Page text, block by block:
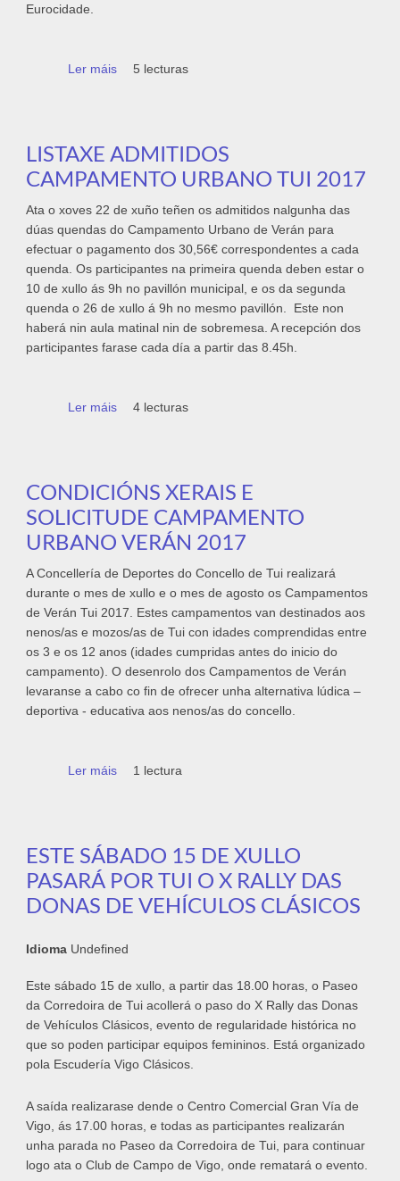
Eurocidade.
Ler máis acerca de Este sábado celébrase o Trilho
5 lecturas
LISTAXE ADMITIDOS
CAMPAMENTO URBANO TUI 2017
Ata o xoves 22 de xuño teñen os admitidos nalgunha das
dúas quendas do Campamento Urbano de Verán para
efectuar o pagamento dos 30,56€ correspondentes a cada
quenda. Os participantes na primeira quenda deben estar o
10 de xullo ás 9h no pavillón municipal, e os da segunda
quenda o 26 de xullo á 9h no mesmo pavillón. Este non
haberá nin aula matinal nin de sobremesa. A recepción dos
participantes farase cada día a partir das 8.45h.
Ler máis acerca de Listaxe admitidos Campamento
4 lecturas
CONDICIÓNS XERAIS E
SOLICITUDE CAMPAMENTO
URBANO VERÁN 2017
A Concellería de Deportes do Concello de Tui realizará
durante o mes de xullo e o mes de agosto os Campamentos
de Verán Tui 2017. Estes campamentos van destinados aos
nenos/as e mozos/as de Tui con idades comprendidas entre
os 3 e os 12 anos (idades cumpridas antes do inicio do
campamento). O desenrolo dos Campamentos de Verán
levaranse a cabo co fin de ofrecer unha alternativa lúdica –
deportiva - educativa aos nenos/as do concello.
Ler máis acerca de Condicións Xerais e solicitude
1 lectura
ESTE SÁBADO 15 DE XULLO
PASARÁ POR TUI O X RALLY DAS
DONAS DE VEHÍCULOS CLÁSICOS
Idioma Undefined
Este sábado 15 de xullo, a partir das 18.00 horas, o Paseo
da Corredoira de Tui acollerá o paso do X Rally das Donas
de Vehículos Clásicos, evento de regularidade histórica no
que so poden participar equipos femininos. Está organizado
pola Escudería Vigo Clásicos.
A saída realizarase dende o Centro Comercial Gran Vía de
Vigo, ás 17.00 horas, e todas as participantes realizarán
unha parada no Paseo da Corredoira de Tui, para continuar
logo ata o Club de Campo de Vigo, onde rematará o evento.